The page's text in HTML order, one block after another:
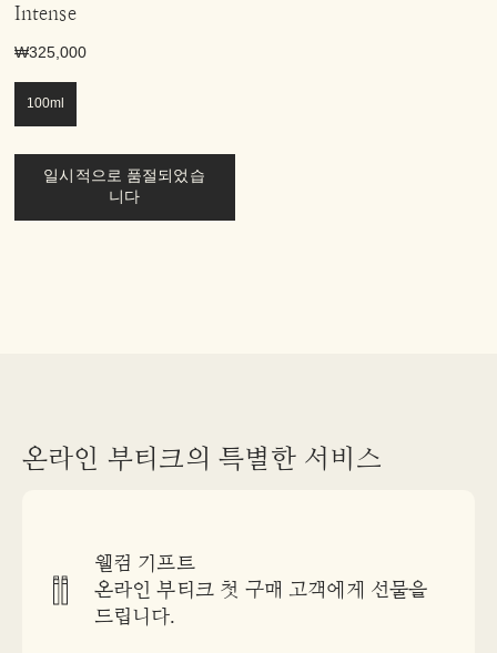
Intense
₩325,000
100ml
일시적으로 품절되었습
니다
온라인 부티크의 특별한 서비스
웰컴 기프트
온라인 부티크 첫 구매 고객에게 선물을
드립니다.